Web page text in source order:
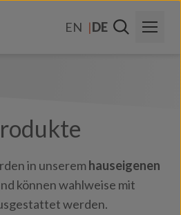
EN
DE
Kontakt
FAQs
in unseremhauseigenen
können wahlweise mit
werden.